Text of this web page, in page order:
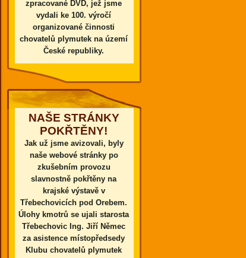
zpracované DVD, jež jsme
vydali ke 100. výročí
organizované činnosti
chovatelů plymutek na území
České republiky.
NAŠE STRÁNKY
POKŘTĚNY!
Jak už jsme avizovali, byly
naše webové stránky po
zkušebním provozu
slavnostně pokřtěny na
krajské výstavě v
Třebechovicích pod Orebem.
Úlohy kmotrů se ujali starosta
Třebechovic Ing. Jiří Němec
za asistence místopředsedy
Klubu chovatelů plymutek